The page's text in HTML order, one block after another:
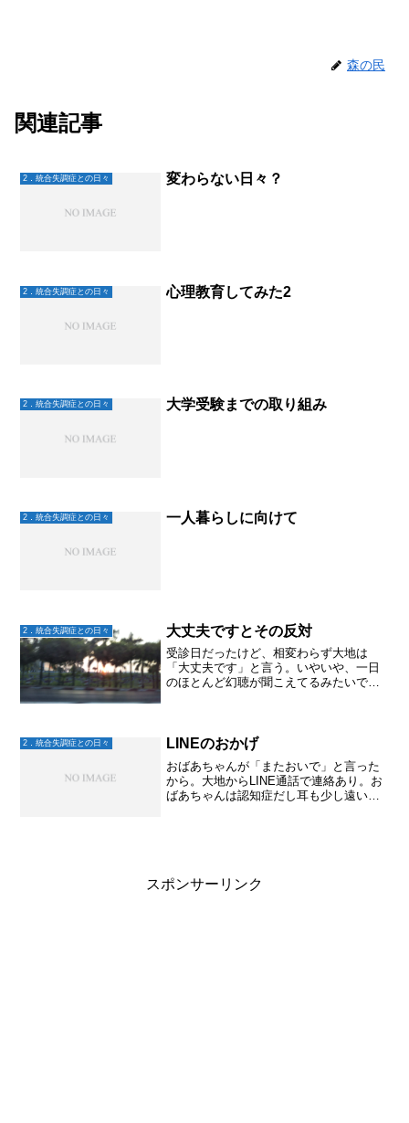
森の民
関連記事
2．統合失調症との日々 変わらない日々？
2．統合失調症との日々 心理教育してみた2
2．統合失調症との日々 大学受験までの取り組み
2．統合失調症との日々 一人暮らしに向けて
2．統合失調症との日々 大丈夫ですとその反対
受診日だったけど、相変わらず大地は
「大丈夫です」と言う。いやいや、一日
のほとんど幻聴が聞こえてるみたいで
大地には病院変わると伝...
2．統合失調症との日々 LINEのおかげ
おばあちゃんが「またおいで」と言った
から。大地からLINE通話で連絡あり。お
ばあちゃんは認知症だし耳も少し遠いか
スポンサーリンク